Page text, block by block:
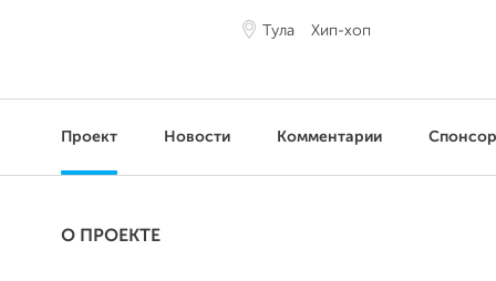
Тула Хип-хоп
Проект Новости Комментарии
О ПРОЕКТЕ